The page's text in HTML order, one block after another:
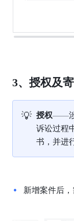
3、授权及
💡 授权——
诉讼过程
书，并进
新增案件后